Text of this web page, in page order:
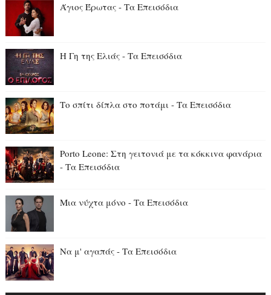
Άγιος Έρωτας - Τα Επεισόδια
Η Γη της Ελιάς - Τα Επεισόδια
Το σπίτι δίπλα στο ποτάμι - Τα Επεισόδια
Porto Leone: Στη γειτονιά με τα κόκκιvα φαvάρια
- Τα Επεισόδια
Μια νύχτα μόνο - Τα Επεισόδια
Να μ' αγαπάς - Τα Επεισόδια